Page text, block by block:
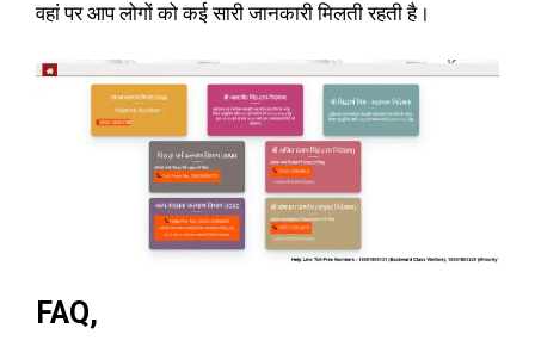
वहां पर आप लोगों को कई सारी जानकारी मिलती रहती है।
FAQ,